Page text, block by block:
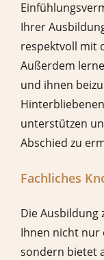
Ihrer
respektvoll mit
Außerdem
und ihnen
unterstützen
Abschied zu
Fachliches
Die
Ihnen nicht nur
sondern bietet